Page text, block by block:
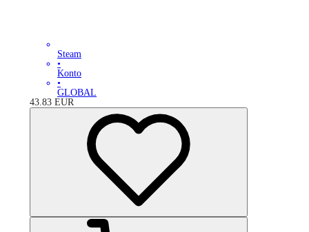
Steam
•
Konto
•
GLOBAL
43.83 EUR